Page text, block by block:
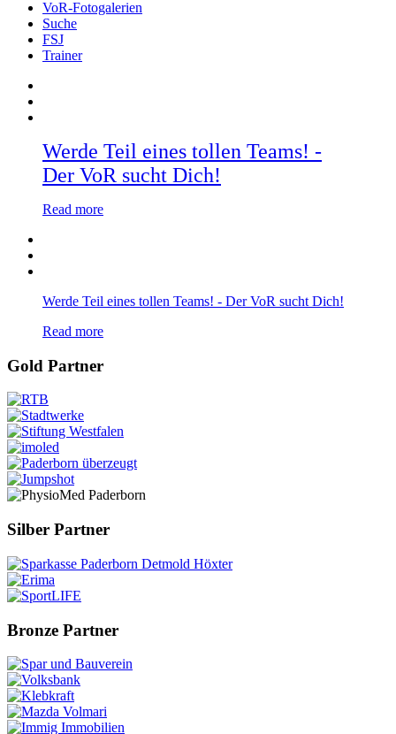
VoR-Fotogalerien
Suche
FSJ
Trainer
Werde Teil eines tollen Teams! -
Der VoR sucht Dich!
Read more
Werde Teil eines tollen Teams! - Der VoR sucht Dich!
Read more
Gold Partner
Silber Partner
Bronze Partner